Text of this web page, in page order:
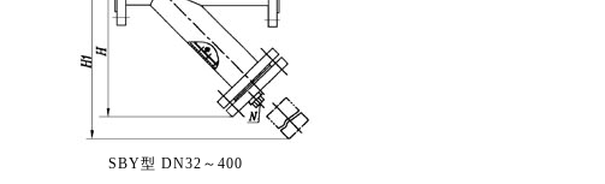
SBY型 DN32～400